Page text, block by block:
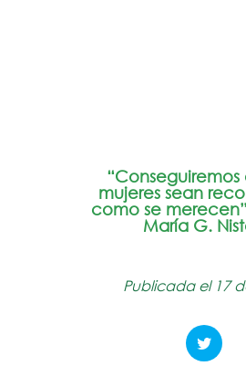
“Conseguiremos
mujeres sean
como se
María G.
Publicada el 17